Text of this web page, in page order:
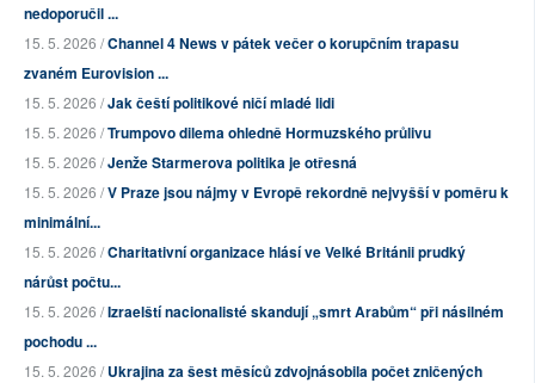
nedoporučil ...
15. 5. 2026 /Channel 4 News v pátek večer o korupčním trapasu
zvaném Eurovision ...
15. 5. 2026 /Jak čeští politikové ničí mladé lidi
15. 5. 2026 /Trumpovo dilema ohledně Hormuzského průlivu
15. 5. 2026 /Jenže Starmerova politika je otřesná
15. 5. 2026 /V Praze jsou nájmy v Evropě rekordně nejvyšší v poměru k
minimální...
15. 5. 2026 /Charitativní organizace hlásí ve Velké Británii prudký
nárůst počtu...
15. 5. 2026 /Izraelští nacionalisté skandují „smrt Arabům“ při násilném
pochodu ...
15. 5. 2026 /Ukrajina za šest měsíců zdvojnásobila počet zničených